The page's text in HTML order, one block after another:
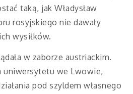
taką, jak Władysław
rosyjskiego nie dawały
wysiłków.
w zaborze austriackim.
uniwersytetu we Lwowie,
pod szyldem własnego